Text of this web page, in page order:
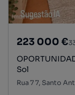
223 000 €
Sol
Rua 7 7, Santo